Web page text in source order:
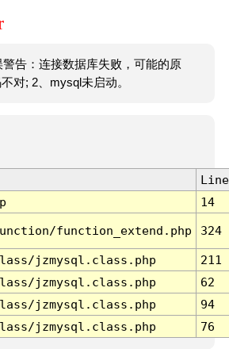
警告：连接数据库失败，可能的原
对; 2、mysql未启动。
Line
14
function_extend.php 324
jzmysql.class.php
211
jzmysql.class.php
62
jzmysql.class.php
94
jzmysql.class.php 76